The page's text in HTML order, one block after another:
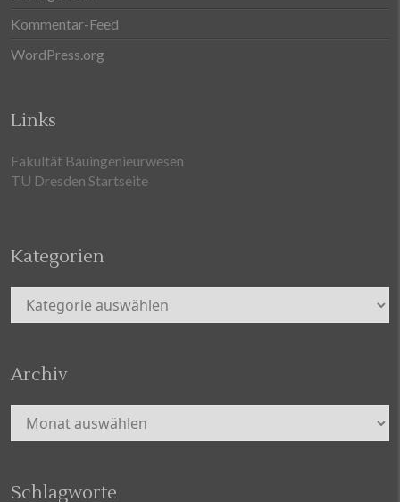
Kommentar-Feed
WordPress.org
Links
Fakultät Bauingenieurwesen
TU Dresden Startseite
Kategorien
Kategorien
Archiv
Archiv
Schlagworte